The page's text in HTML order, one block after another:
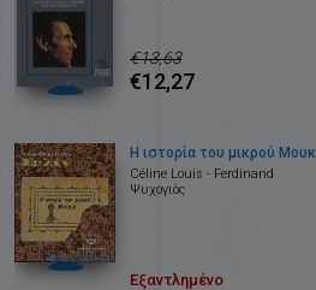
€13,63
€12,27
Η ιστορία του μικρού Μουκ
Céline Louis - Ferdinand
Ψυχογιός
Εξαντλημένο